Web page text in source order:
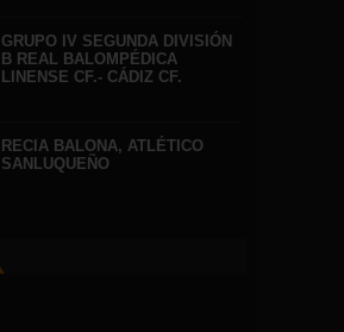
GRUPO IV SEGUNDA DIVISIÓN
B REAL BALOMPÉDICA
LINENSE CF.- CÁDIZ CF.
RECIA BALONA, ATLÉTICO
SANLUQUEÑO